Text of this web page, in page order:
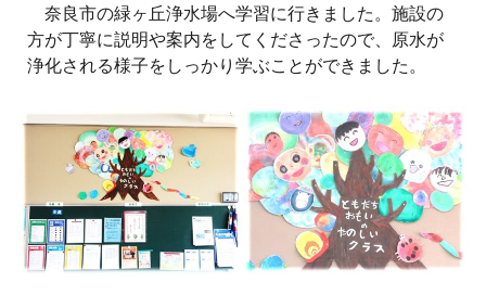
奈良市の緑ヶ丘浄水場へ学習に行きました。施設の
方が丁寧に説明や案内をしてくださったので、原水が
浄化される様子をしっかり学ぶことができました。